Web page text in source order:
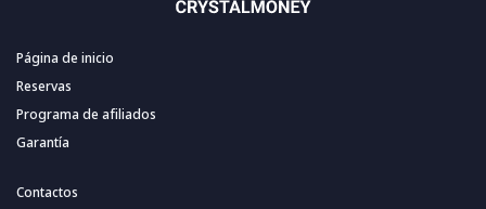
Página de inicio
Reservas
Programa de afiliados
Garantía
Contactos